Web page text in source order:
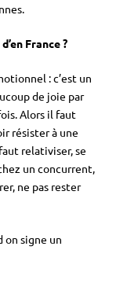
France ?
: c’est un
de joie par
Alors il faut
résister à une
relativiser, se
un concurrent,
ne pas rester
on signe un